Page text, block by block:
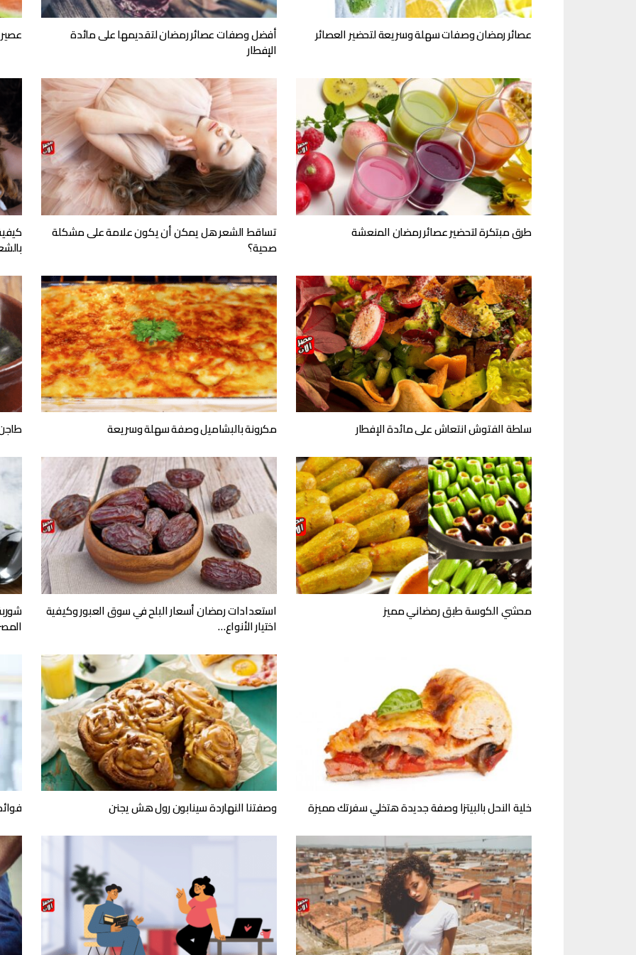
عصائر رمضان وصفات سهلة وسريعة لتحضير العصائر أفضل وصفات عصائر رمضان لتقديمها على مائدة
الإفطار
طرق مبتكرة لتحضير عصائر رمضان المنعشة تساقط الشعر هل يمكن أن يكون علامة على مشكلة
صحية؟
سلطة الفتوش انتعاش على مائدة الإفطار مكرونة بالبشاميل وصفة سهلة وسريعة
محشي الكوسة طبق رمضاني مميز استعدادات رمضان أسعار البلح في سوق العبور وكيفية
اختيار الأنواع…
خلية النحل بالبيتزا وصفة جديدة هتخلي سفرتك مميزة وصفتنا النهاردة سينابون رول هش يجنن فوائد